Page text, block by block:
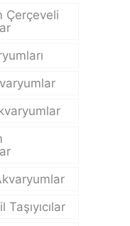
Çerçeveli